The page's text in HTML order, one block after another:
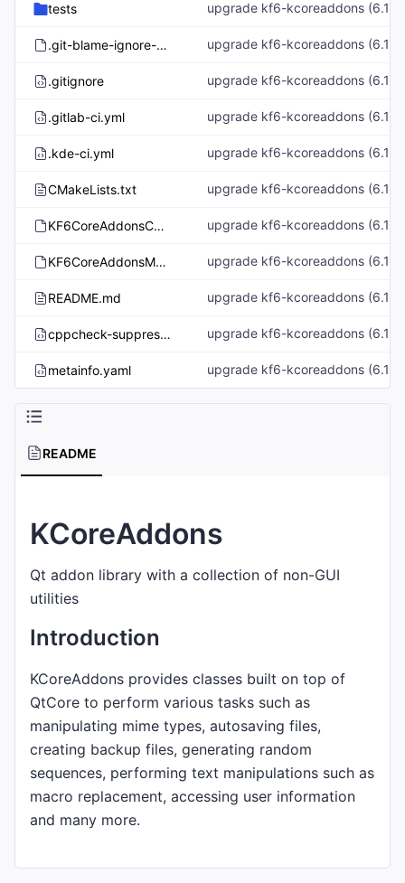
tests
.git-blame-ignore-revs
.gitignore
.gitlab-ci.yml
.kde-ci.yml
CMakeLists.txt
KF6CoreAddonsConfig.cmake.in
KF6CoreAddonsMacros.cmake
README.md
cppcheck-suppressions.xml
metainfo.yaml
README
KCoreAddons
Qt addon library with a collection of non-GUI
utilities
Introduction
KCoreAddons provides classes built on top of
QtCore to perform various tasks such as
manipulating mime types, autosaving files,
creating backup files, generating random
sequences, performing text manipulations such as
macro replacement, accessing user information
and many more.